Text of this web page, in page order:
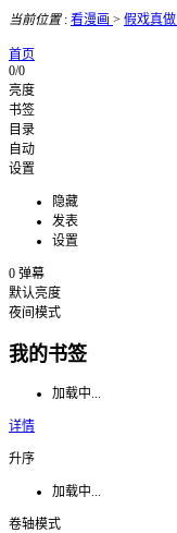
当前位置: 看漫画 > 假戏真做
首页
0/0
亮度
书签
目录
自动
设置
隐藏
发表
设置
0 弹幕
默认亮度
夜间模式
我的书签
加载中...
详情
升序
加载中...
卷轴模式